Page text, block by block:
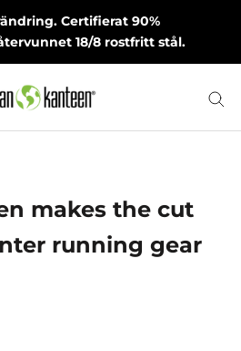
Certifierat 90%
18/8 rostfritt stål.
makes the cut
running gear